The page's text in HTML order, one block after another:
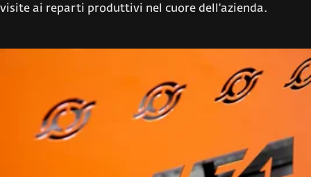
visite ai reparti produttivi nel cuore dell’azienda.